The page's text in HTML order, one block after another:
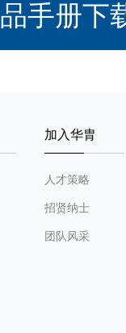
手册下
加入华胄
人才策略
招贤纳士
团队风采